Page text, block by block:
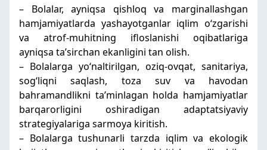
– Bolalar, ayniqsa qishloq va marginallashgan
hamjamiyatlarda yashayotganlar iqlim oʻzgarishi
va atrof-muhitning ifloslanishi oqibatlariga
ayniqsa taʼsirchan ekanligini tan olish.
– Bolalarga yoʻnaltirilgan, oziq-ovqat, sanitariya,
sogʻliqni saqlash, toza suv va havodan
bahramandlikni taʼminlagan holda hamjamiyatlar
barqarorligini oshiradigan adaptatsiyaviy
strategiyalariga sarmoya kiritish.
– Bolalarga tushunarli tarzda iqlim va ekologik